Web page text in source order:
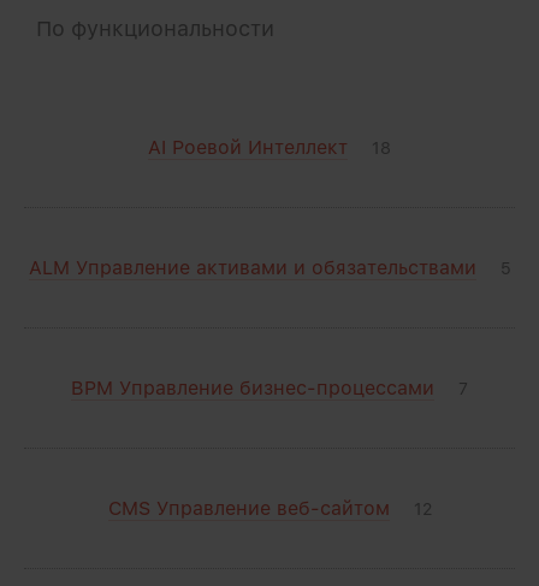
По функциональности
AI Роевой Интеллект 18
ALM Управление активами и обязательствами 5
BPM Управление бизнес-процессами 7
CMS Управление веб-сайтом 12